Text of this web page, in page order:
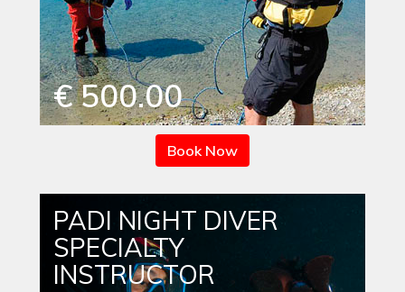
€ 500.00
Book Now
PADI NIGHT DIVER
SPECIALTY
INSTRUCTOR